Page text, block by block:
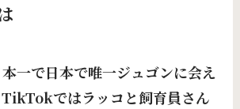
一で日本で唯一ジュゴンに会え
ではラッコと飼育員さん